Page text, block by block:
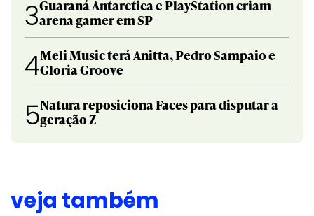
3Guaraná Antarctica e PlayStation criam
arena gamer em SP
4Meli Music terá Anitta, Pedro Sampaio e
Gloria Groove
5Natura reposiciona Faces para disputar a
geração Z
veja também